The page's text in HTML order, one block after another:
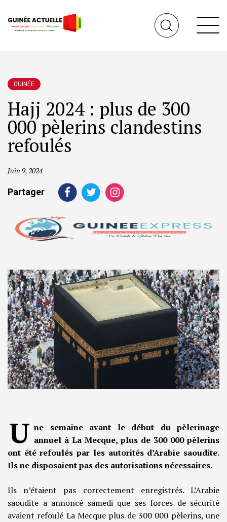
GUINÉE
Hajj 2024 : plus de 300
000 pèlerins clandestins
refoulés
Juin 9, 2024
Partager
U ne semaine avant le début du pèlerinage
annuel à La Mecque, plus de 300 000 pèlerins
ont été refoulés par les autorités d’Arabie saoudite.
Ils ne disposaient pas des autorisations nécessaires.
Ils n’étaient pas correctement enregistrés. L’Arabie
saoudite a annoncé samedi que ses forces de sécurité
avaient refoulé La Mecque plus de 300 000 pèlerins, une